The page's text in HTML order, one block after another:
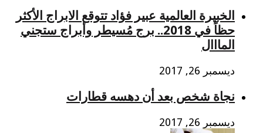
الخبيرة العالمية عبير فؤاد تتوقع الابراج الأكثر
حظاً في 2018.. برج مُسيطر وأبراج ستجني
المااال
ديسمبر 26, 2017
نجاة شخص بعد أن دهسه قطارات
ديسمبر 26, 2017